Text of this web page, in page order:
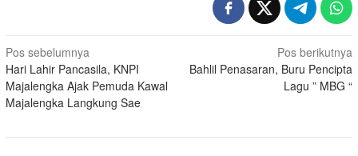
Navigasi
pos
Pos sebelumnya
Hari Lahir Pancasila, KNPI
Majalengka Ajak Pemuda Kawal
Majalengka Langkung Sae
Pos berikutnya
Bahlil Penasaran, Buru Pencipta
Lagu ” MBG “